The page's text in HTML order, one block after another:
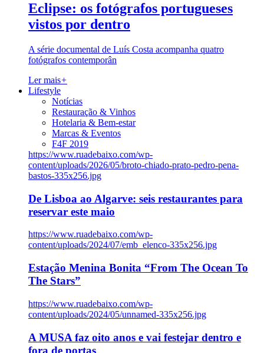
Eclipse: os fotógrafos portugueses
vistos por dentro
A série documental de Luís Costa acompanha quatro
fotógrafos contemporân
Ler mais+
Lifestyle
Notícias
Restauração & Vinhos
Hotelaria & Bem-estar
Marcas & Eventos
F4F 2019
https://www.ruadebaixo.com/wp-
content/uploads/2026/05/broto-chiado-prato-pedro-pena-
bastos-335x256.jpg
De Lisboa ao Algarve: seis restaurantes para
reservar este maio
https://www.ruadebaixo.com/wp-
content/uploads/2024/07/emb_elenco-335x256.jpg
Estação Menina Bonita “From The Ocean To
The Stars”
https://www.ruadebaixo.com/wp-
content/uploads/2024/05/unnamed-335x256.jpg
A MUSA faz oito anos e vai festejar dentro e
fora de portas